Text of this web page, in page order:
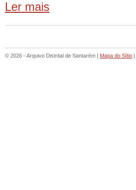
Ler mais
© 2026 - Arquivo Distrital de Santarém | Mapa do Sítio |